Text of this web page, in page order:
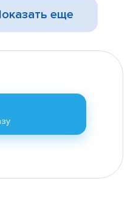
еще